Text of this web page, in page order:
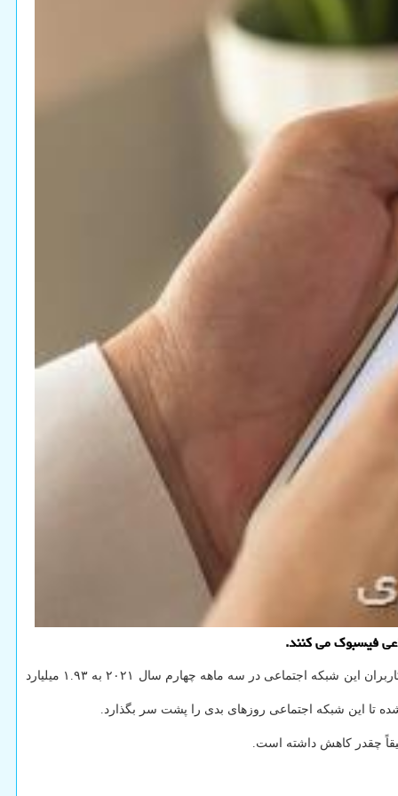
فیسبوک می کنند.
به گزارش پی اچ پی و جی کوئری به نقل از سی ان بی سی، فیسبوک خود اذعان کرده که تعداد کاربرانش درحال کاهش است. برای نخستین بار تعداد کاربران این شبکه اجتماعی در سه ماهه چهارم سال ۲۰۲۱ به ۱.۹۳ میلیارد
تا این شبکه اجتماعی روزهای بدی را پشت سر بگذارد.